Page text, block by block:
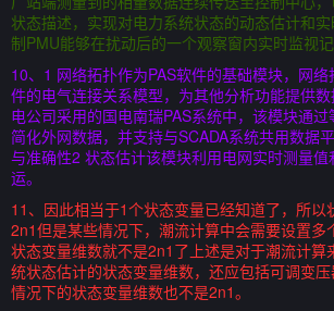
状态描述，实现对电力系统状态的动态估计和
制PMU能够在扰动后的一个观察窗内实时监视记
10、1 网络拓扑作为PAS软件的基础模块，网
件的电气连接关系模型，为其他分析功能提供
电公司采用的国电南瑞PAS系统中，该模块通
简化外网数据，并支持与SCADA系统共用数据
与准确性2 状态估计该模块利用电网实时测量
运。
11、因此相当于1个状态变量已经知道了，所以
2n1但是某些情况下，潮流计算中会需要设置多
状态变量维数就不是2n1了上述是对于潮流计算
统状态估计的状态变量维数，还应包括可调变
情况下的状态变量维数也不是2n1。